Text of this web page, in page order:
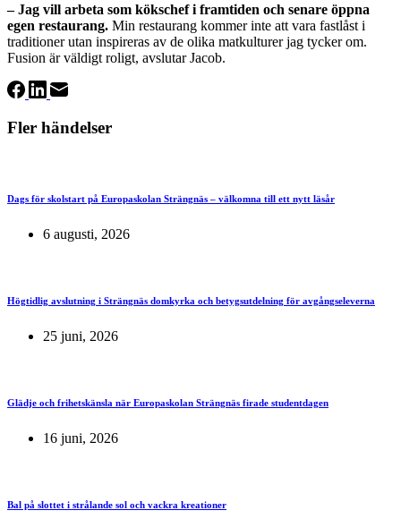
– Jag vill arbeta som kökschef i framtiden och senare öppna
egen restaurang. Min restaurang kommer inte att vara fastlåst i
traditioner utan inspireras av de olika matkulturer jag tycker om.
Fusion är väldigt roligt, avslutar Jacob.
Fler händelser
Dags för skolstart på Europaskolan Strängnäs – välkomna till ett nytt läsår
6 augusti, 2026
Högtidlig avslutning i Strängnäs domkyrka och betygsutdelning för avgångseleverna
25 juni, 2026
Glädje och frihetskänsla när Europaskolan Strängnäs firade studentdagen
16 juni, 2026
Bal på slottet i strålande sol och vackra kreationer